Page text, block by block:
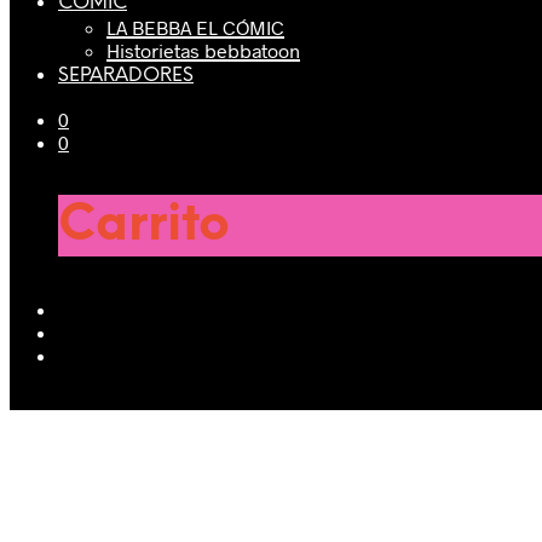
LA BEBBA EL CÓMIC
Historietas bebbatoon
SEPARADORES
0
0
Carrito